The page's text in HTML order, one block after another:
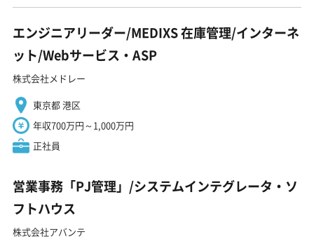
エンジニアリーダー/MEDIXS 在庫管理/インターネ
ット/Webサービス・ASP
株式会社メドレー
東京都 港区
年収700万円～1,000万円
正社員
営業事務「PJ管理」/システムインテグレータ・ソ
フトハウス
株式会社アバンテ